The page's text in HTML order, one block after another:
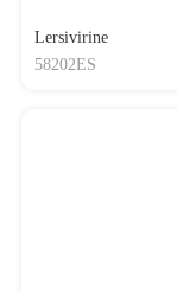
Lersivirine
58202ES